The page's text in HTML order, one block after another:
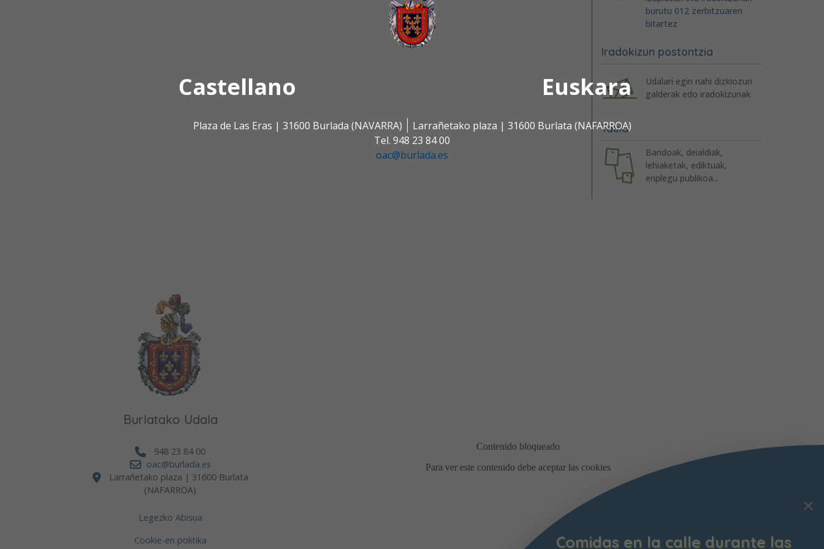
Castellano Euskara
Plaza de Las Eras | 31600 Burlada (NAVARRA)
Larrañetako plaza | 31600 Burlata (NAFARROA)
Tel. 948 23 84 00
oac@burlada.es
Comidas en la calle durante las
burutu 012 zerbitzuaren
bitartez
Iradokizun postontzia
Udalari egin nahi dizkiozun
galderak edo iradokizunak
Taula
Bandoak, deialdiak,
lehiaketak, ediktuak,
enplegu publikoa...
Burlatako Udala
948 23 84 00
oac@burlada.es
Larrañetako plaza | 31600 Burlata
(NAFARROA)
Legezko Abisua
Cookie-en politika